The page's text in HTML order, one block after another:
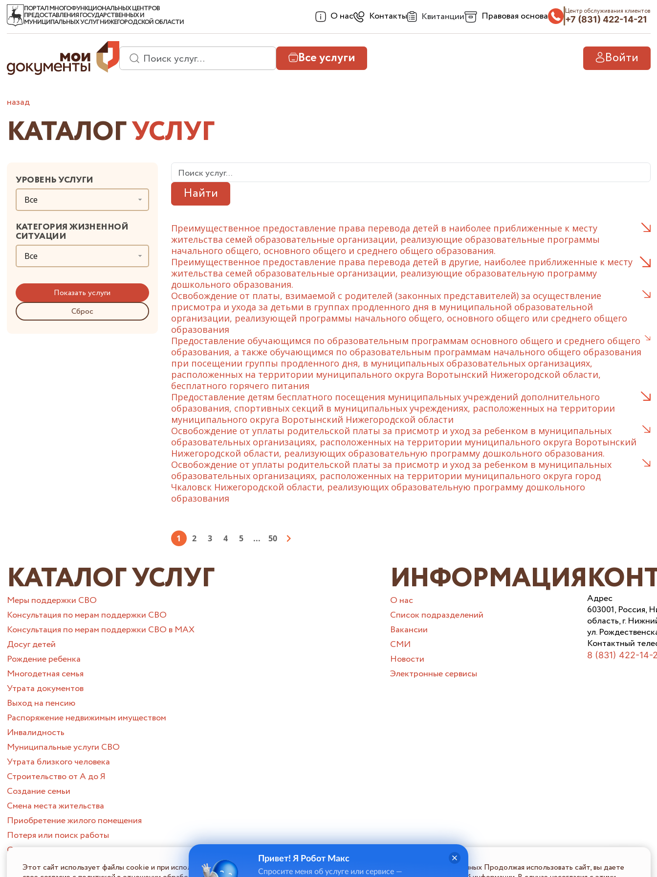
ПОРТАЛ МНОГОФУНКЦИОНАЛЬНЫХ ЦЕНТРОВ
ПРЕДОСТАВЛЕНИЯ ГОСУДАРСТВЕННЫХ И
МУНИЦИПАЛЬНЫХ УСЛУГ НИЖЕГОРОДСКОЙ ОБЛАСТИ О нас Контакты Квитанции Правовая основа Центр обслуживания клиентов
+7 (831) 422-14-21
Все услуги Войти
назад
КАТАЛОГУСЛУГ
УРОВЕНЬ УСЛУГИ
Все
КАТЕГОРИЯ ЖИЗНЕННОЙ
СИТУАЦИИ
Все
Сброс
Найти
Преимущественное предоставление права перевода детей в наиболее приближенные к месту
жительства семей образовательные организации, реализующие образовательные программы
начального общего, основного общего и среднего общего образования.
Преимущественное предоставление права перевода детей в другие, наиболее приближенные к месту
жительства семей образовательные организации, реализующие образовательную программу
дошкольного образования.
Освобождение от платы, взимаемой с родителей (законных представителей) за осуществление
присмотра и ухода за детьми в группах продленного дня в муниципальной образовательной
организации, реализующей программы начального общего, основного общего или среднего общего
образования
Предоставление обучающимся по образовательным программам основного общего и среднего общего
образования, а также обучающимся по образовательным программам начального общего образования
при посещении группы продленного дня, в муниципальных образовательных организациях,
расположенных на территории муниципального округа Воротынский Нижегородской области,
бесплатного горячего питания
Предоставление детям бесплатного посещения муниципальных учреждений дополнительного
образования, спортивных секций в муниципальных учреждениях, расположенных на территории
муниципального округа Воротынский Нижегородской области
Освобождение от уплаты родительской платы за присмотр и уход за ребенком в муниципальных
образовательных организациях, расположенных на территории муниципального округа Воротынский
Нижегородской области, реализующих образовательную программу дошкольного образования.
Освобождение от уплаты родительской платы за присмотр и уход за ребенком в муниципальных
образовательных организациях, расположенных на территории муниципального округа город
Чкаловск Нижегородской области, реализующих образовательную программу дошкольного
образования
1 2 3 4 5 ... 50
КАТАЛОГ УСЛУГ
Меры поддержки СВО
Консультация по мерам поддержки СВО
Консультация по мерам поддержки СВО в МАХ
Досуг детей
Рождение ребенка
Многодетная семья
Утрата документов
Выход на пенсию
Распоряжение недвижимым имуществом
Инвалидность
Муниципальные услуги СВО
Утрата близкого человека
Строительство от А до Я
Создание семьи
Смена места жительства
Приобретение жилого помещения
Потеря или поиск работы
Опека и попечительство
ИНФОРМАЦИЯ
О нас
Список подразделений
Вакансии
СМИ
Новости
Электронные сервисы
Адрес
603001, Россия,
область, г.
ул.
Контактный
8 (831) 422-14-
ПРЕДОСТАВЛЕНИЯ ГОСУДАРСТВЕННЫХ И МУНИЦИПАЛЬНЫХ
УСЛУГ НИЖЕГОРОДСКОЙ ОБЛАСТИ
Этот сайт использует файлы cookie и при использовании онлайн-чата в некоторых случаях потребуется ввод персональных данных Продолжая использовать сайт, вы даете
Привет! Я Робот Макс
Спросите меня об услуге или сервисе —